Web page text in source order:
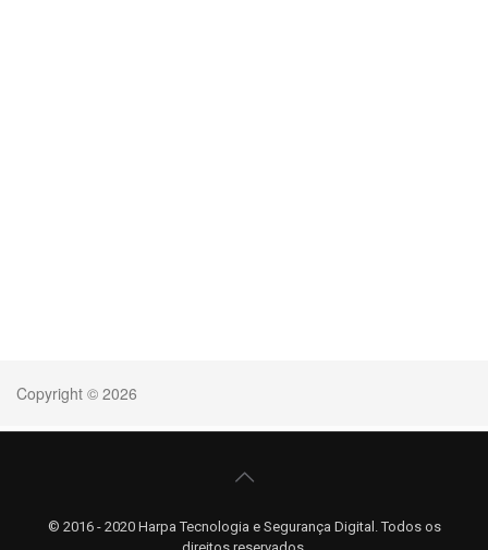
© 2016 - 2020 Harpa Tecnologia e Segurança Digital. Todos os